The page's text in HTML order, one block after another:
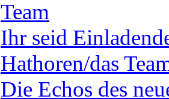
Team
Ihr seid
Hathoren/das
Die Echos des